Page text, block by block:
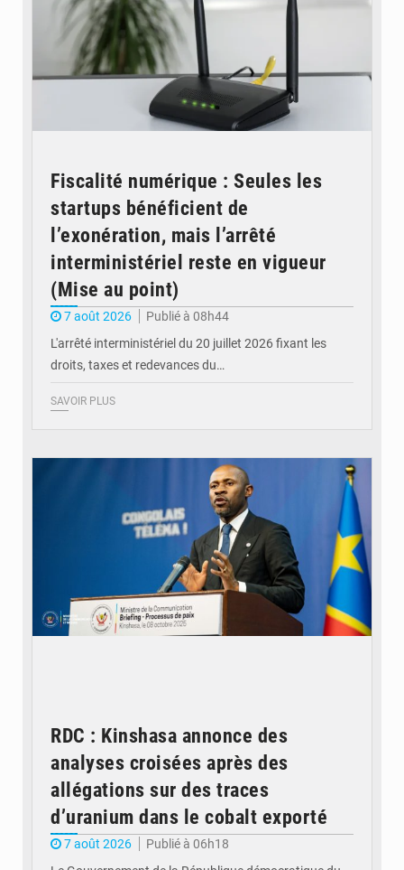
Fiscalité numérique : Seules les
startups bénéficient de
l’exonération, mais l’arrêté
interministériel reste en vigueur
(Mise au point)
7 août 2026
Publié à 08h44
L'arrêté interministériel du 20 juillet 2026 fixant les
droits, taxes et redevances du…
SAVOIR PLUS
RDC : Kinshasa annonce des
analyses croisées après des
allégations sur des traces
d’uranium dans le cobalt exporté
7 août 2026
Publié à 06h18